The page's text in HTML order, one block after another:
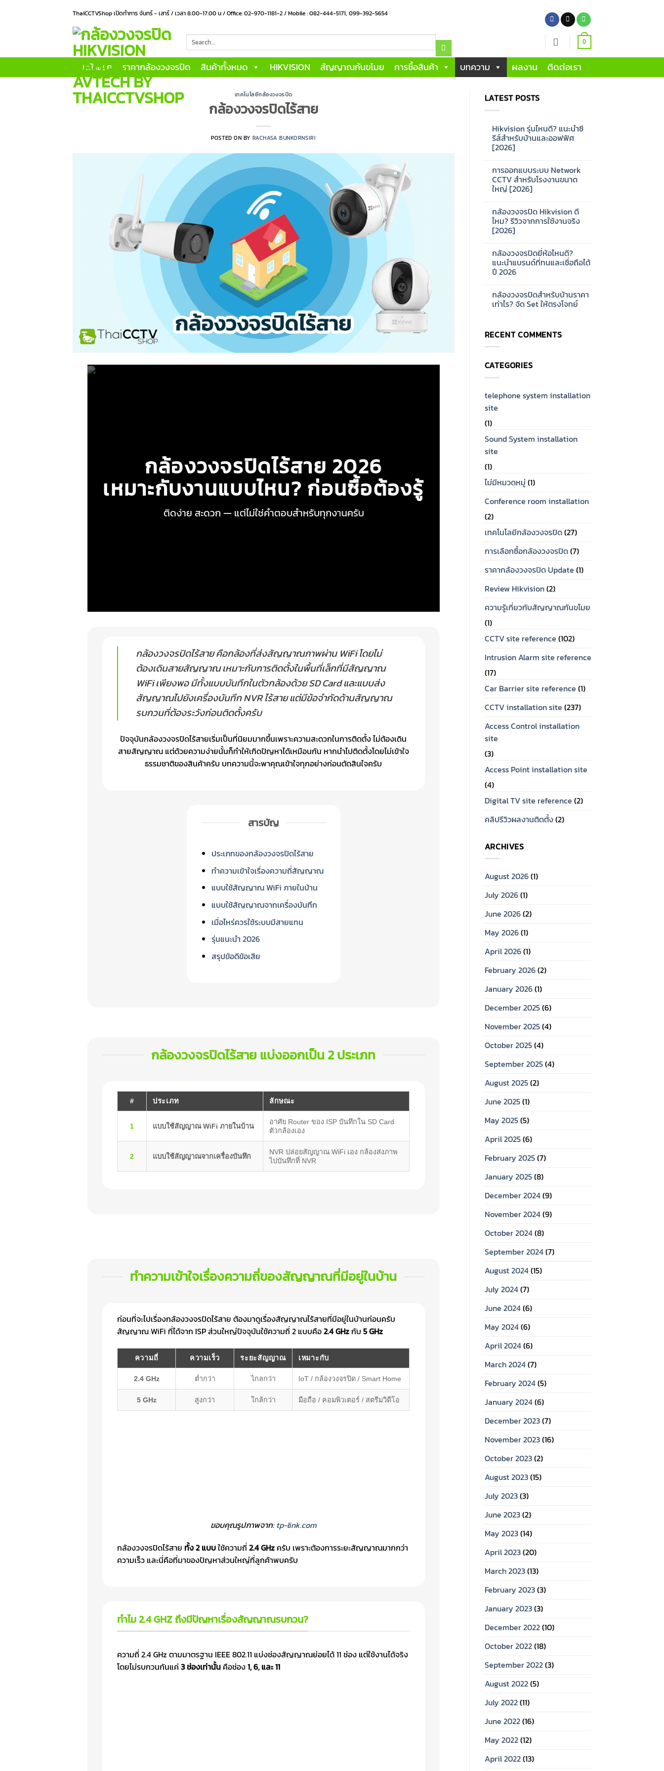
ThaiCCTVShop เปิดทำการ จันทร์ - เสาร์ / เวลา 8.00-17.00 น / Office: 02-970-1181-2 / Mobile : 082-444-5171, 099-392-5654
for:
0
หน้าแรก ราคากล้องวงจรปิด สินค้าทั้งหมด HIKVISION สัญญาณกันขโมย การซื้อสินค้า บทความ ผลงาน ติดต่อเรา
เทคโนโลยีกล้องวงจรปิด
กล้องวงจรปิดไร้สาย
POSTED ON BY RACHASA BUNKORNSIRI
กล้องวงจรปิดไร้สาย 2026
เหมาะกับงานแบบไหน? ก่อนซื้อต้องรู้
ติดง่าย สะดวก — แต่ไม่ใช่คำตอบสำหรับทุกงานครับ
กล้องวงจรปิดไร้สาย คือกล้องที่ส่งสัญญาณภาพผ่าน WiFi โดยไม่
ต้องเดินสายสัญญาณ เหมาะกับการติดตั้งในพื้นที่เล็กที่มีสัญญาณ
WiFi เพียงพอ มีทั้งแบบบันทึกในตัวกล้องด้วย SD Card และแบบส่ง
สัญญาณไปยังเครื่องบันทึก NVR ไร้สาย แต่มีข้อจำกัดด้านสัญญาณ
รบกวนที่ต้องระวังก่อนติดตั้งครับ
ปัจจุบันกล้องวงจรปิดไร้สายเริ่มเป็นที่นิยมมากขึ้นเพราะความสะดวกในการติดตั้ง ไม่ต้องเดิน
สายสัญญาณ แต่ด้วยความง่ายนั้นก็ทำให้เกิดปัญหาได้เหมือนกัน หากนำไปติดตั้งโดยไม่เข้าใจ
ธรรมชาติของสินค้าครับ บทความนี้จะพาคุณเข้าใจทุกอย่างก่อนตัดสินใจครับ
สารบัญ
ประเภทของกล้องวงจรปิดไร้สาย
ทำความเข้าใจเรื่องความถี่สัญญาณ
แบบใช้สัญญาณ WiFi ภายในบ้าน
แบบใช้สัญญาณจากเครื่องบันทึก
เมื่อไหร่ควรใช้ระบบมีสายแทน
รุ่นแนะนำ 2026
สรุปข้อดีข้อเสีย
กล้องวงจรปิดไร้สาย แบ่งออกเป็น 2 ประเภท
# ประเภท ลักษณะ
1 แบบใช้สัญญาณ WiFi ภายในบ้าน
อาศัย Router ของ ISP บันทึกใน SD Card
ตัวกล้องเอง
2 แบบใช้สัญญาณจากเครื่องบันทึก
NVR ปล่อยสัญญาณ WiFi เอง กล้องส่งภาพ
ไปบันทึกที่ NVR
ทำความเข้าใจเรื่องความถี่ของสัญญาณที่มีอยู่ในบ้าน
ก่อนที่จะไปเรื่องกล้องวงจรปิดไร้สาย ต้องมาดูเรื่องสัญญาณไร้สายที่มีอยู่ในบ้านก่อนครับ
สัญญาณ WiFi ที่ได้จาก ISP ส่วนใหญ่ปัจจุบันใช้ความถี่ 2 แบบคือ2.4 GHzกับ 5 GHz
ความถี่ ความเร็ว ระยะสัญญาณ เหมาะกับ
2.4 GHz ต่ำกว่า ไกลกว่า IoT / กล้องวงจรปิด / Smart Home
5 GHz สูงกว่า ใกล้กว่า มือถือ / คอมพิวเตอร์ / สตรีมวิดีโอ
ขอบคุณรูปภาพจาก: tp-link.com
กล้องวงจรปิดไร้สาย ทั้ง 2 แบบใช้ความถี่ 2.4 GHz ครับ เพราะต้องการระยะสัญญาณมากกว่า
ความเร็ว และนี่คือที่มาของปัญหาส่วนใหญ่ที่ลูกค้าพบครับ
ทำไม 2.4 GHZ ถึงมีปัญหาเรื่องสัญญาณรบกวน?
ความถี่ 2.4 GHz ตามมาตรฐาน IEEE 802.11 แบ่งช่องสัญญาณย่อยได้ 11 ช่อง แต่ใช้งานได้จริง
โดยไม่รบกวนกันแค่ 3 ช่องเท่านั้น คือช่อง1, 6, และ 11
LATEST POSTS
Hikvision รุ่นไหนดี? แนะนำซี
รีส์สำหรับบ้านและออฟฟิศ
[2026]
on
Hikvision
รุ่น
ไหน
ซี
รีส์
สำหรับ
บ้าน
และ
การออกแบบระบบ Network
CCTV สำหรับโรงงานขนาด
ใหญ่ [2026]
on
การ
ออกแบบ
ระบบ
สำหรับ
โรงงาน
ขนาด
ใหญ่
[2026]
กล้องวงจรปิด Hikvision ดี
ไหม? รีวิวจากการใช้งานจริง
[2026]
on
กล้อง
วงจรปิด
Hikvision
รีวิว
จาก
การ
[2026]
กล้องวงจรปิดยี่ห้อไหนดี?
แนะนำแบรนด์ที่ทนและเชื่อถือได้
ปี 2026
on
กล้อง
วงจรปิด
แนะนำ
แบรนด์
ที่
เชื่อ
ได้
กล้องวงจรปิดสำหรับบ้านราคา
เท่าไร? จัด Set ให้ตรงโจทย์
กล้อง
วงจรปิด
สำหรับ
เท่าไร?
Set
โจทย์
RECENT COMMENTS
CATEGORIES
telephone system installation
site
(1)
Sound System installation
site
(1)
ไม่มีหมวดหมู่ (1)
Conference room installation
(2)
เทคโนโลยีกล้องวงจรปิด(27)
การเลือกซื้อกล้องวงจรปิด(7)
ราคากล้องวงจรปิด Update (1)
Review Hikvision(2)
ความรู้เกี่ยวกับสัญญาณกันขโมย
(1)
CCTV site reference (102)
Intrusion Alarm site reference
(17)
Car Barrier site reference (1)
CCTV installation site (237)
Access Control installation
site
(3)
Access Point installation site
(4)
Digital TV site reference (2)
คลิปรีวิวผลงานติดตั้ง(2)
ARCHIVES
August 2026(1)
July 2026(1)
June 2026(2)
May 2026(1)
April 2026(1)
February 2026(2)
January 2026(1)
December 2025(6)
November 2025(4)
October 2025(4)
September 2025(4)
August 2025(2)
June 2025(1)
May 2025(5)
April 2025(6)
February 2025(7)
January 2025(8)
December 2024(9)
November 2024(9)
October 2024(8)
September 2024(7)
August 2024(15)
July 2024(7)
June 2024(6)
May 2024(6)
April 2024(6)
March 2024(7)
February 2024(5)
January 2024(6)
December 2023(7)
November 2023(16)
October 2023(2)
August 2023(15)
July 2023(3)
June 2023(2)
May 2023(14)
April 2023(20)
March 2023(13)
February 2023(3)
January 2023(3)
December 2022(10)
October 2022(18)
September 2022(3)
August 2022(5)
July 2022(11)
June 2022(16)
May 2022(12)
April 2022(13)